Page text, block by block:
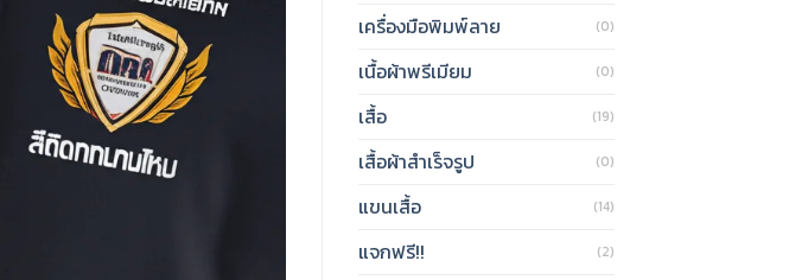
เครื่องมือพิมพ์ลาย (0)
เนื้อผ้าพรีเมียม (0)
เสื้อ (19)
เสื้อผ้าสำเร็จรูป (0)
แขนเสื้อ (14)
แจกฟรี!! (2)